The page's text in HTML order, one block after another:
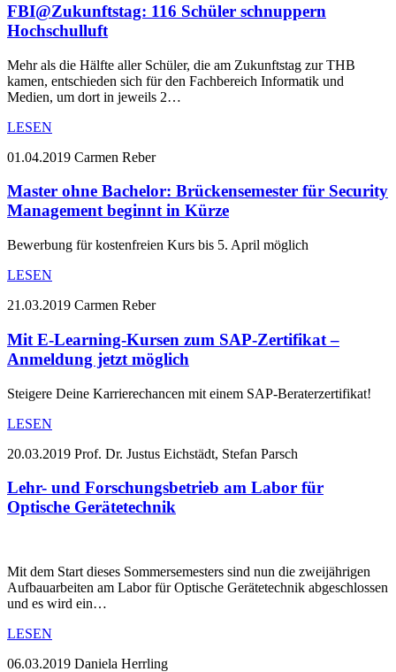
FBI@Zukunftstag: 116 Schüler schnuppern
Hochschulluft
Mehr als die Hälfte aller Schüler, die am Zukunftstag zur THB
kamen, entschieden sich für den Fachbereich Informatik und
Medien, um dort in jeweils 2…
LESEN
01.04.2019 Carmen Reber
Master ohne Bachelor: Brückensemester für Security
Management beginnt in Kürze
Bewerbung für kostenfreien Kurs bis 5. April möglich
LESEN
21.03.2019 Carmen Reber
Mit E-Learning-Kursen zum SAP-Zertifikat –
Anmeldung jetzt möglich
Steigere Deine Karrierechancen mit einem SAP-Beraterzertifikat!
LESEN
20.03.2019 Prof. Dr. Justus Eichstädt, Stefan Parsch
Lehr- und Forschungsbetrieb am Labor für
Optische Gerätetechnik
Mit dem Start dieses Sommersemesters sind nun die zweijährigen
Aufbauarbeiten am Labor für Optische Gerätetechnik abgeschlossen
und es wird ein…
LESEN
06.03.2019 Daniela Herrling